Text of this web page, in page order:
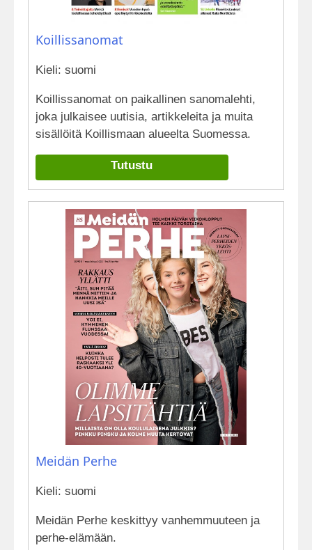
Koillissanomat
Kieli: suomi
Koillissanomat on paikallinen sanomalehti,
joka julkaisee uutisia, artikkeleita ja muita
sisällöitä Koillismaan alueelta Suomessa.
Tutustu
Meidän Perhe
Kieli: suomi
Meidän Perhe keskittyy vanhemmuuteen ja
perhe-elämään.